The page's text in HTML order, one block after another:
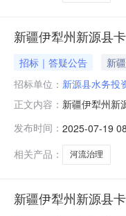
新疆伊犁州新源县
招标｜答疑公告
新
招标单位： 新源县水务投
正文内容： 新疆伊犁州新
件澄清与修改
3568357.68元
发布时间： 2025-07-19
相关产品：
河流治理
新疆伊犁州新源县